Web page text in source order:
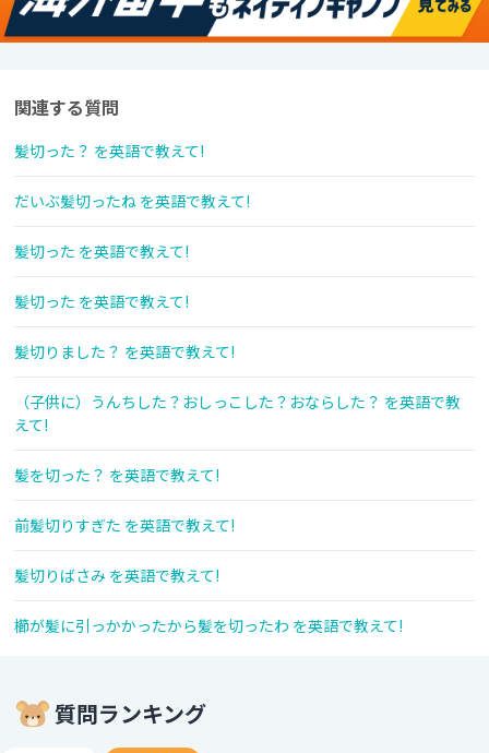
関連する質問
髪切った？ を英語で教えて!
だいぶ髪切ったね を英語で教えて!
髪切った を英語で教えて!
髪切った を英語で教えて!
髪切りました？ を英語で教えて!
（子供に）うんちした？おしっこした？おならした？ を英語で教
えて!
髪を切った？ を英語で教えて!
前髪切りすぎた を英語で教えて!
髪切りばさみ を英語で教えて!
櫛が髪に引っかかったから髪を切ったわ を英語で教えて!
質問ランキング